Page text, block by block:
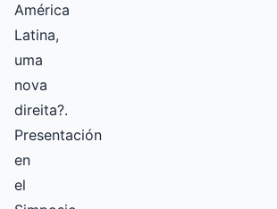
América
Latina,
uma
nova
direita?.
Presentación
en
el